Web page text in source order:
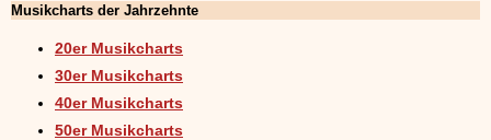
Musikcharts der Jahrzehnte
20er Musikcharts
30er Musikcharts
40er Musikcharts
50er Musikcharts